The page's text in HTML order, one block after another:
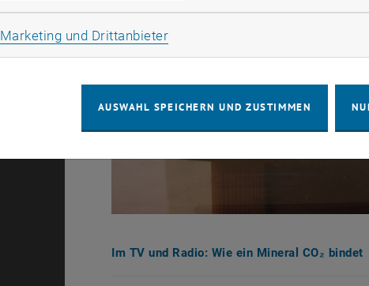
Im TV und Radio: Wie ein Mineral CO₂ bindet
Marketing und DrittanbieterMarketing Cookies zulassen
AUSWAHL SPEICHERN UND ZUSTIMMEN